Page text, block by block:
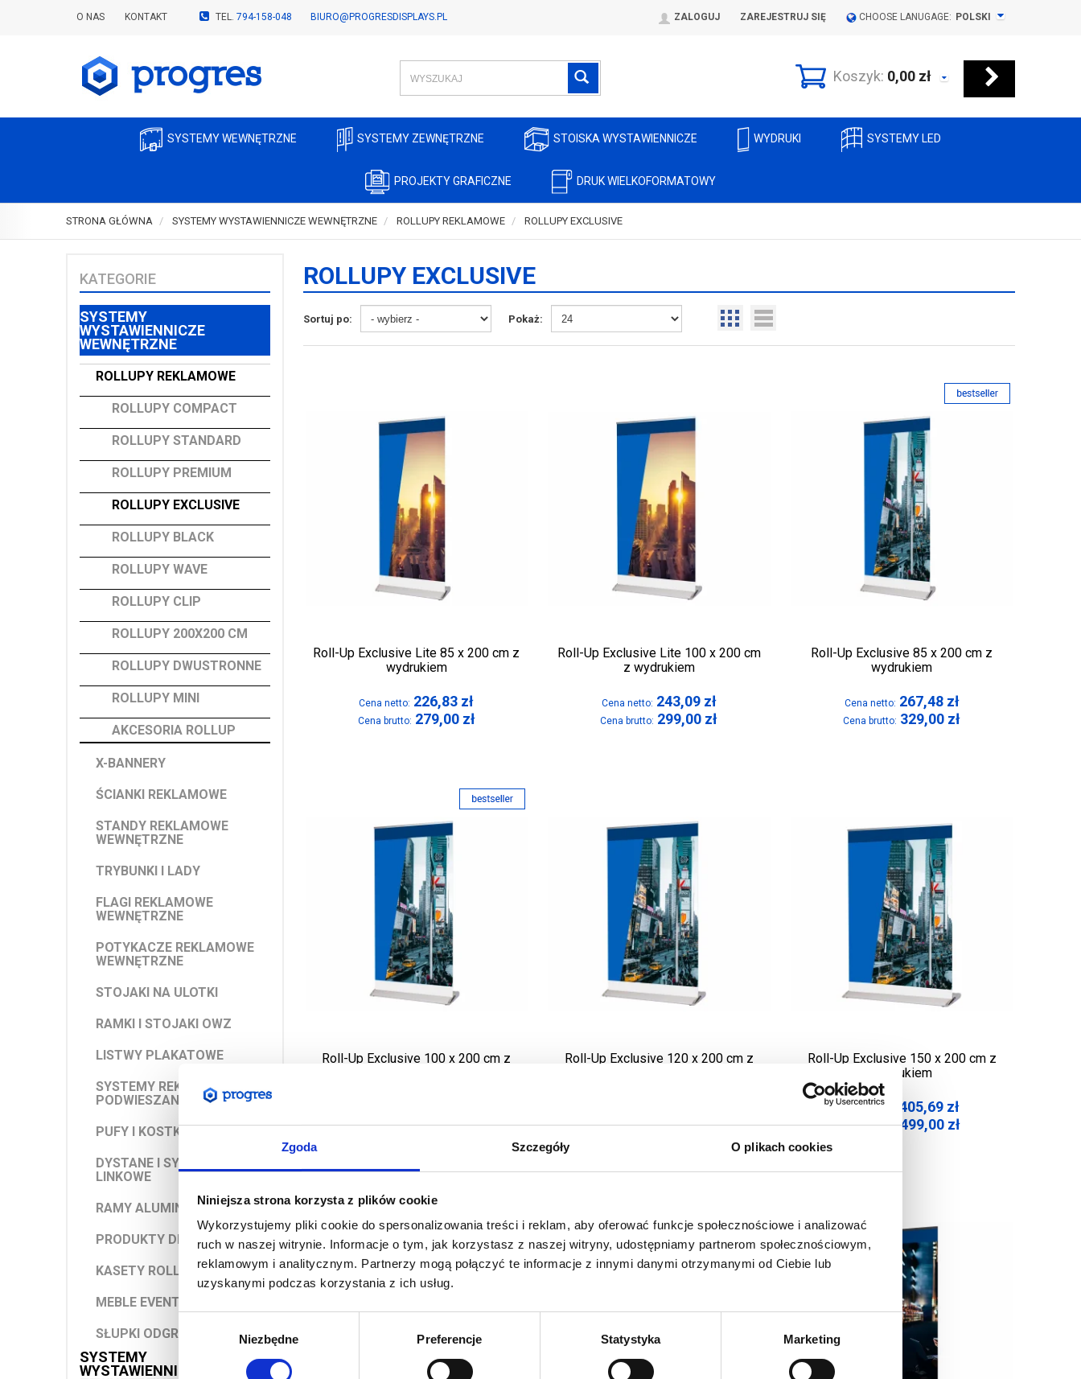
Zgoda Szczegóły O plikach cookies
Niniejsza strona korzysta z plików cookie
Wykorzystujemy pliki cookie do spersonalizowania treści i reklam, aby oferować funkcje społecznościowe i analizować
ruch w naszej witrynie. Informacje o tym, jak korzystasz z naszej witryny, udostępniamy partnerom społecznościowym,
reklamowym i analitycznym. Partnerzy mogą połączyć te informacje z innymi danymi otrzymanymi od Ciebie lub
uzyskanymi podczas korzystania z ich usług.
zgody
Niezbędne Preferencje Statystyka Marketing
O NAS KONTAKT TEL. 794-158-048 BIURO@PROGRESDISPLAYS.PL ZALOGUJ ZAREJESTRUJ SIĘ CHOOSE LANUGAGE: POLSKI
Koszyk: 0,00 zł
SYSTEMY WEWNĘTRZNE SYSTEMY ZEWNĘTRZNE STOISKA WYSTAWIENNICZE WYDRUKI SYSTEMY LED
PROJEKTY GRAFICZNE DRUK WIELKOFORMATOWY
STRONA GŁÓWNA SYSTEMY WYSTAWIENNICZE WEWNĘTRZNE ROLLUPY REKLAMOWE ROLLUPY EXCLUSIVE
KATEGORIE
SYSTEMY
WYSTAWIENNICZE
WEWNĘTRZNE
ROLLUPY REKLAMOWE
ROLLUPY COMPACT
ROLLUPY STANDARD
ROLLUPY PREMIUM
ROLLUPY EXCLUSIVE
ROLLUPY BLACK
ROLLUPY WAVE
ROLLUPY CLIP
ROLLUPY 200X200 CM
ROLLUPY DWUSTRONNE
ROLLUPY MINI
AKCESORIA ROLLUP
X-BANNERY
ŚCIANKI REKLAMOWE
STANDY REKLAMOWE
WEWNĘTRZNE
TRYBUNKI I LADY
FLAGI REKLAMOWE
WEWNĘTRZNE
POTYKACZE REKLAMOWE
WEWNĘTRZNE
STOJAKI NA ULOTKI
RAMKI I STOJAKI OWZ
LISTWY PLAKATOWE
SYSTEMY REKLAMOWE
PODWIESZANE
PUFY I KOSTKI
DYSTANE I SYSTEMY
LINKOWE
RAMY ALUMINIOWE
PRODUKTY DREWNIANE
KASETY ROLL-UP
MEBLE EVENTOWE I OBRUSY
SŁUPKI ODGRADZAJĄCE
SYSTEMY
WYSTAWIENNICZE
ROLLUPY EXCLUSIVE
Sortuj po: Pokaż:
Roll-Up Exclusive Lite 85 x 200 cm z
wydrukiem
Cena netto: 226,83 zł
Cena brutto: 279,00 zł
Roll-Up Exclusive Lite 100 x 200 cm
z wydrukiem
Cena netto: 243,09 zł
Cena brutto: 299,00 zł
Roll-Up Exclusive 85 x 200 cm z
wydrukiem
Cena netto: 267,48 zł
Cena brutto: 329,00 zł
Roll-Up Exclusive 100 x 200 cm z
Cena brutto:369,00zł
Roll-Up Exclusive 120 x 200 cm z
Cena brutto:439,00zł
Roll-Up Exclusive 150 x 200 cm z
wydrukiem
405,69 zł
Cena brutto:499,00 zł